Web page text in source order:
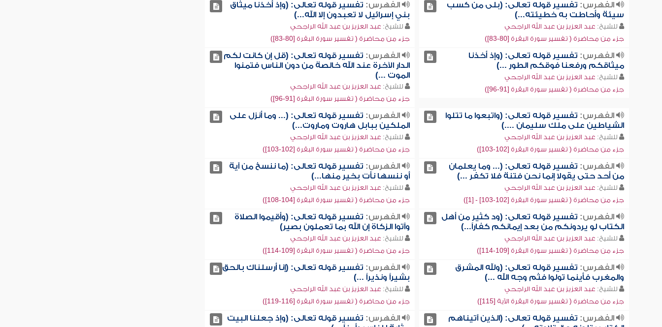
الفهرس: تفسير قوله تعالى: (بلى من كسب
سيئة وأحاطت به خطيئته...)
للشيخ: عبد العزيز بن عبد الله الراجحي
جزء من محاضرة ( تفسير سورة البقرة [80-83])
الفهرس: تفسير قوله تعالى: (وإذ أخذنا ميثاق
بني إسرائيل لا تعبدون إلا الله...)
للشيخ: عبد العزيز بن عبد الله الراجحي
جزء من محاضرة ( تفسير سورة البقرة [80-83])
الفهرس: تفسير قوله تعالى: (وإذ أخذنا
ميثاقكم ورفعنا فوقكم الطور ...)
للشيخ: عبد العزيز بن عبد الله الراجحي
جزء من محاضرة ( تفسير سورة البقرة [91-96])
الفهرس: تفسير قوله تعالى: (قل إن كانت لكم
الدار الآخرة عند الله خالصة من دون الناس فتمنوا
الموت ...)
للشيخ: عبد العزيز بن عبد الله الراجحي
جزء من محاضرة ( تفسير سورة البقرة [91-96])
الفهرس: تفسير قوله تعالى: (واتبعوا ما تتلوا
الشياطين على ملك سليمان ....)
للشيخ: عبد العزيز بن عبد الله الراجحي
جزء من محاضرة ( تفسير سورة البقرة [102-103])
الفهرس: تفسير قوله تعالى: (... وما أنزل على
الملكين ببابل هاروت وماروت...)
للشيخ: عبد العزيز بن عبد الله الراجحي
جزء من محاضرة ( تفسير سورة البقرة [102-103])
الفهرس: تفسير قوله تعالى: (... وما يعلمان
من أحد حتى يقولا إنما نحن فتنة فلا تكفر ...)
للشيخ: عبد العزيز بن عبد الله الراجحي
جزء من محاضرة ( تفسير سورة البقرة [102-103] - [1])
الفهرس: تفسير قوله تعالى: (ما ننسخ من آية
أو ننسها نأت بخير منها...)
للشيخ: عبد العزيز بن عبد الله الراجحي
جزء من محاضرة ( تفسير سورة البقرة [104-108])
الفهرس: تفسير قوله تعالى: (ود كثير من أهل
الكتاب لو يردونكم من بعد إيمانكم كفاراً...)
للشيخ: عبد العزيز بن عبد الله الراجحي
جزء من محاضرة ( تفسير سورة البقرة [109-114])
الفهرس: تفسير قوله تعالى: (وأقيموا الصلاة
وآتوا الزكاة إن الله بما تعملون بصير)
للشيخ: عبد العزيز بن عبد الله الراجحي
جزء من محاضرة ( تفسير سورة البقرة [109-114])
الفهرس: تفسير قوله تعالى: (ولله المشرق
والمغرب فأينما تولوا فثم وجه الله ...)
للشيخ: عبد العزيز بن عبد الله الراجحي
جزء من محاضرة ( تفسير سورة البقرة الآية [115])
الفهرس: تفسير قوله تعالى: (إنا أرسلناك بالحق
بشيراً ونذيراً ...)
للشيخ: عبد العزيز بن عبد الله الراجحي
جزء من محاضرة ( تفسير سورة البقرة [116-119])
الفهرس: تفسير قوله تعالى: (الذين آتيناهم
الفهرس: تفسير قوله تعالى: (وإذ جعلنا البيت